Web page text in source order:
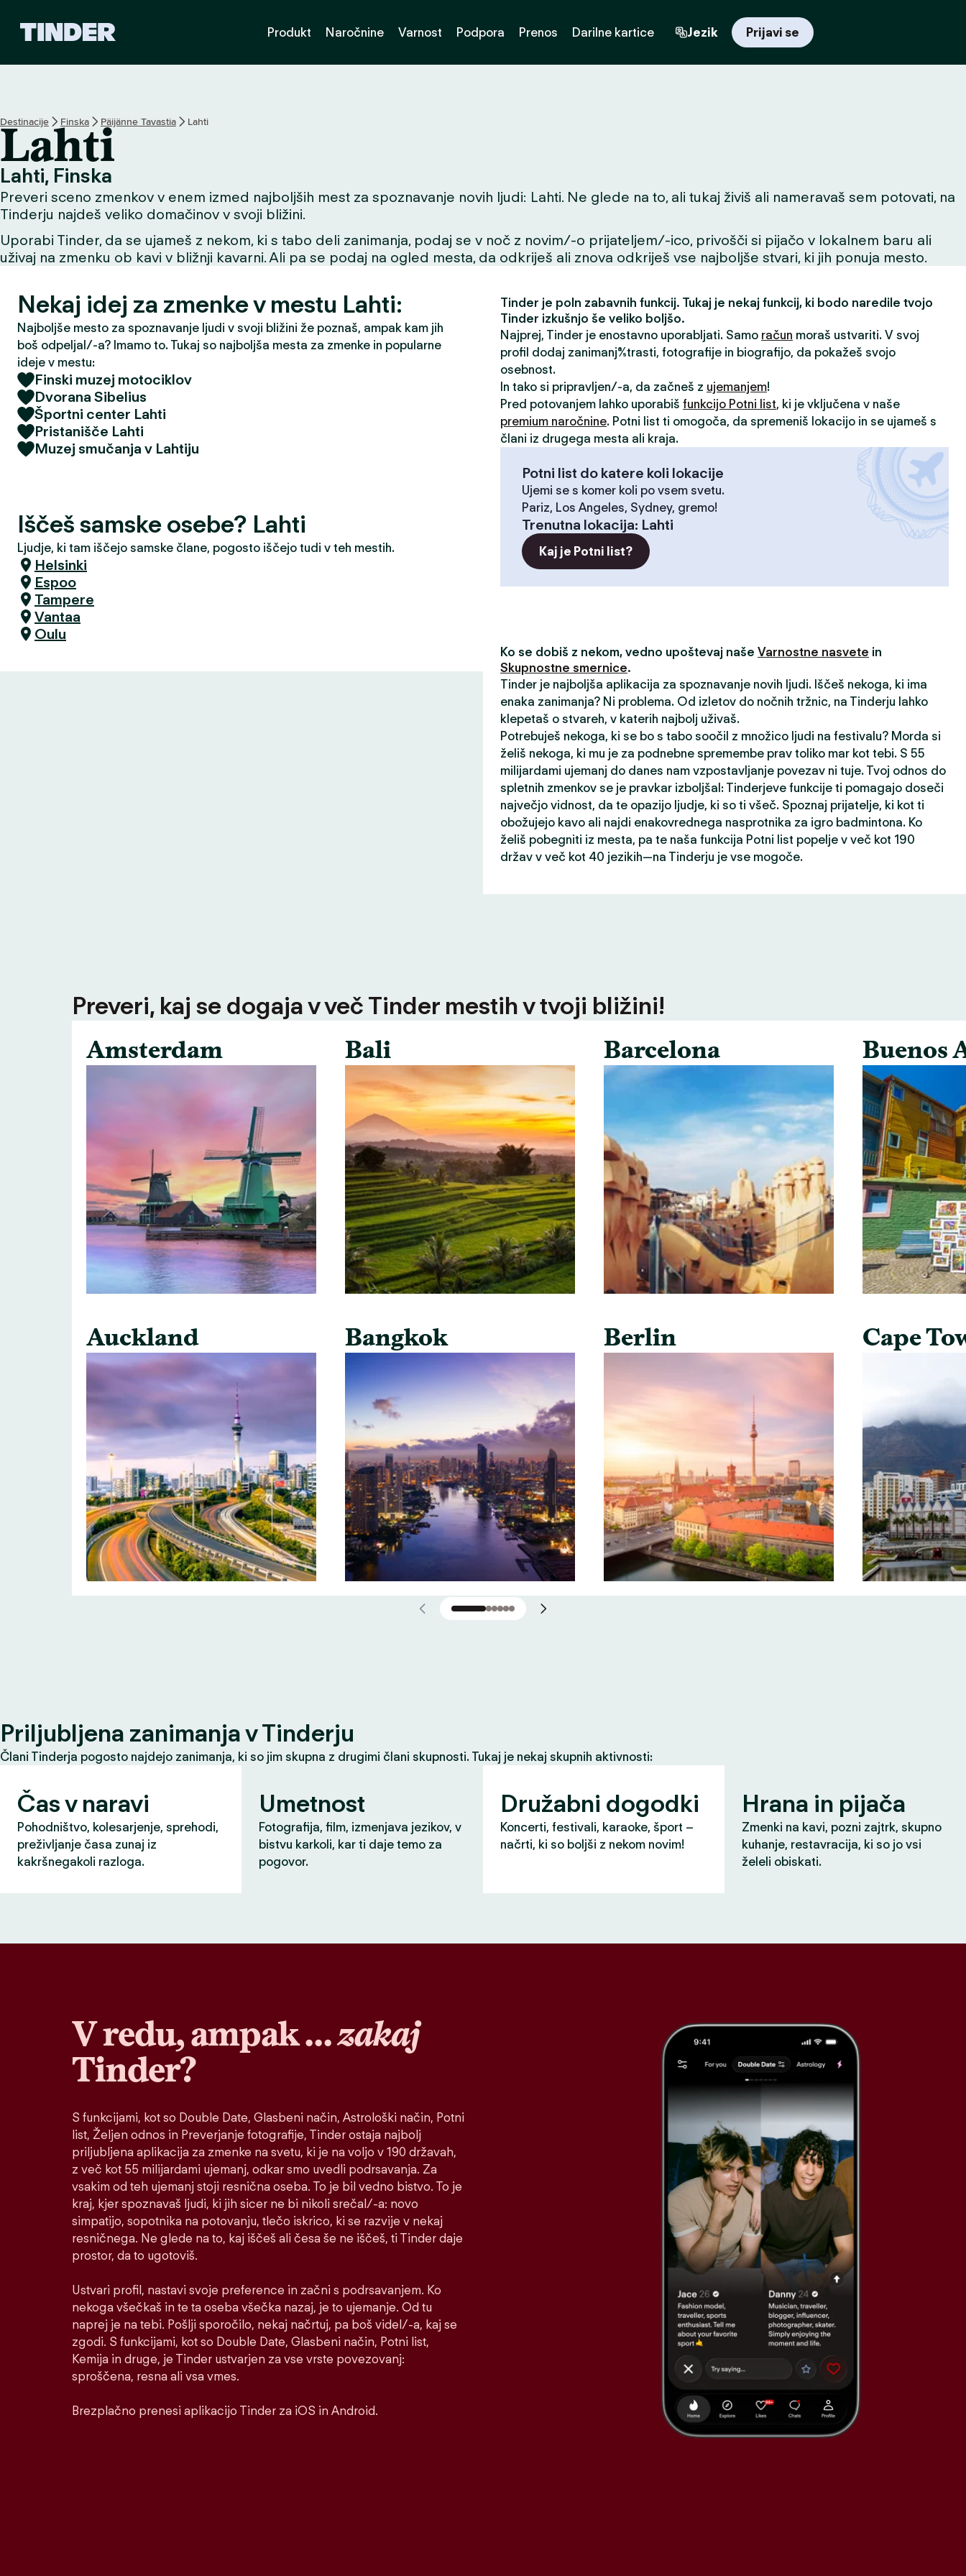
:
v
Produkt Naročnine Varnost Podpora Prenos Darilne kartice Jezik Prijavi se
Destinacije Finska Päijänne Tavastia Lahti
Lahti
Lahti, Finska
Preveri sceno zmenkov v enem izmed najboljših mest za spoznavanje novih ljudi: Lahti. Ne glede na to, ali tukaj živiš ali nameravaš sem potovati, na
Tinderju najdeš veliko domačinov v svoji bližini.
Uporabi Tinder, da se ujameš z nekom, ki s tabo deli zanimanja, podaj se v noč z novim/-o prijateljem/-ico, privošči si pijačo v lokalnem baru ali
uživaj na zmenku ob kavi v bližnji kavarni. Ali pa se podaj na ogled mesta, da odkriješ ali znova odkriješ vse najboljše stvari, ki jih ponuja mesto.
Nekaj idej za zmenke v mestu Lahti:
Najboljše mesto za spoznavanje ljudi v svoji bližini že poznaš, ampak kam jih
boš odpeljal/-a? Imamo to. Tukaj so najboljša mesta za zmenke in popularne
ideje v mestu:
Finski muzej motociklov
Dvorana Sibelius
Športni center Lahti
Pristanišče Lahti
Muzej smučanja v Lahtiju
Iščeš samske osebe? Lahti
Ljudje, ki tam iščejo samske člane, pogosto iščejo tudi v teh mestih.
Helsinki
Espoo
Tampere
Vantaa
Oulu
Tinder je poln zabavnih funkcij. Tukaj je nekaj funkcij, ki bodo naredile tvojo
Tinder izkušnjo še veliko boljšo.
Najprej, Tinder je enostavno uporabljati. Samo račun moraš ustvariti. V svoj
profil dodaj zanimanja/strasti, fotografije in biografijo, da pokažeš svojo
osebnost.
In tako si pripravljen/-a, da začneš z ujemanjem!
Pred potovanjem lahko uporabiš funkcijo Potni list, ki je vključena v naše
premium naročnine. Potni list ti omogoča, da spremeniš lokacijo in se ujameš s
člani iz drugega mesta ali kraja.
Potni list do katere koli lokacije
Ujemi se s komer koli po vsem svetu.
Pariz, Los Angeles, Sydney, gremo!
Trenutna lokacija: Lahti
Kaj je Potni list?
Ko se dobiš z nekom, vedno upoštevaj naše Varnostne nasvete in
Skupnostne smernice.
Tinder je najboljša aplikacija za spoznavanje novih ljudi. Iščeš nekoga, ki ima
enaka zanimanja? Ni problema. Od izletov do nočnih tržnic, na Tinderju lahko
klepetaš o stvareh, v katerih najbolj uživaš.
Potrebuješ nekoga, ki se bo s tabo soočil z množico ljudi na festivalu? Morda si
želiš nekoga, ki mu je za podnebne spremembe prav toliko mar kot tebi. S 55
milijardami ujemanj do danes nam vzpostavljanje povezav ni tuje. Tvoj odnos do
spletnih zmenkov se je pravkar izboljšal: Tinderjeve funkcije ti pomagajo doseči
največjo vidnost, da te opazijo ljudje, ki so ti všeč. Spoznaj prijatelje, ki kot ti
obožujejo kavo ali najdi enakovrednega nasprotnika za igro badmintona. Ko
želiš pobegniti iz mesta, pa te naša funkcija Potni list popelje v več kot 190
držav v več kot 40 jezikih—na Tinderju je vse mogoče.
Preveri, kaj se dogaja v več Tinder mestih v tvoji bližini!
Amsterdam
Auckland
Bali
Bangkok
Barcelona
Berlin
Buenos
Cape
Priljubljena zanimanja v Tinderju
Člani Tinderja pogosto najdejo zanimanja, ki so jim skupna z drugimi člani skupnosti. Tukaj je nekaj skupnih aktivnosti:
Čas v naravi
Pohodništvo, kolesarjenje, sprehodi,
preživljanje časa zunaj iz
kakršnegakoli razloga.
Umetnost
Fotografija, film, izmenjava jezikov, v
bistvu karkoli, kar ti daje temo za
pogovor.
Družabni dogodki
Koncerti, festivali, karaoke, šport –
načrti, ki so boljši z nekom novim!
Hrana in pijača
Zmenki na kavi, pozni zajtrk, skupno
kuhanje, restavracija, ki so jo vsi
želeli obiskati.
V redu, ampak …zakaj
Tinder?
S funkcijami, kot so Double Date, Glasbeni način, Astrološki način, Potni
list, Željen odnos in Preverjanje fotografije, Tinder ostaja najbolj
priljubljena aplikacija za zmenke na svetu, ki je na voljo v 190 državah,
z več kot 55 milijardami ujemanj, odkar smo uvedli podrsavanja. Za
vsakim od teh ujemanj stoji resnična oseba. To je bil vedno bistvo. To je
kraj, kjer spoznavaš ljudi, ki jih sicer ne bi nikoli srečal/-a: novo
simpatijo, sopotnika na potovanju, tlečo iskrico, ki se razvije v nekaj
resničnega. Ne glede na to, kaj iščeš ali česa še ne iščeš, ti Tinder daje
prostor, da to ugotoviš.
Ustvari profil, nastavi svoje preference in začni s podrsavanjem. Ko
nekoga všečkaš in te ta oseba všečka nazaj, je to ujemanje. Od tu
naprej je na tebi. Pošlji sporočilo, nekaj načrtuj, pa boš videl/-a, kaj se
zgodi. S funkcijami, kot so Double Date, Glasbeni način, Potni list,
Kemija in druge, je Tinder ustvarjen za vse vrste povezovanj:
sproščena, resna ali vsa vmes.
Brezplačno prenesi aplikacijo Tinder za iOS in Android.